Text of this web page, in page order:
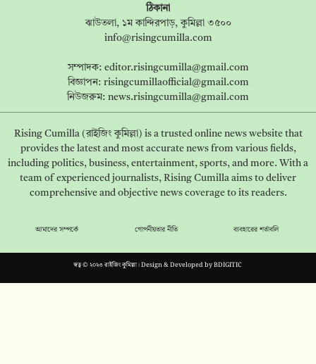
ঠিকানা
ঝাউতলা, ১ম কান্দিরপাড়, কুমিল্লা ৩৫০০
info@risingcumilla.com
সম্পাদক: editor.risingcumilla@gmail.com
বিজ্ঞাপন: risingcumillaofficial@gmail.com
নিউজরুম: news.risingcumilla@gmail.com
Rising Cumilla (রাইজিং কুমিল্লা) is a trusted online news website that
provides the latest and most accurate news from various fields,
including politics, business, entertainment, sports, and more. With a
team of experienced journalists, Rising Cumilla aims to deliver
comprehensive and objective news coverage to its readers.
আমাদের সম্পর্কে গোপনীয়তার নীতি ব্যবহারের শর্তাবলি
স্বত্ব © ২০২৩ রাইজিং কুমিল্লা। Design & Developed byBDIGITIC